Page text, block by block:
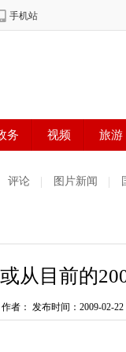
评论 图片新闻
从目前的
者： 发布时间：2009-02-22